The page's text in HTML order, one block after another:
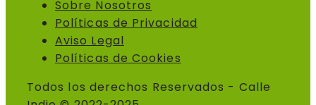
Sobre Nosotros
Políticas de Privacidad
Aviso Legal
Políticas de Cookies
Todos los derechos Reservados - Calle